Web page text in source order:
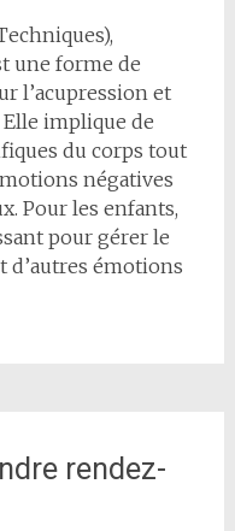
une forme de
l’acupression et
implique de
du corps tout
négatives
Pour les enfants,
pour gérer le
d’autres émotions
rendez-